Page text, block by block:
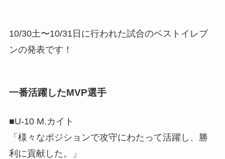
10/30土〜10/31日に行われた試合のベストイレブ
ンの発表です！
一番活躍したMVP選手
■U-10 M.カイト
「様々なポジションで攻守にわたって活躍し、勝
利に貢献した。」